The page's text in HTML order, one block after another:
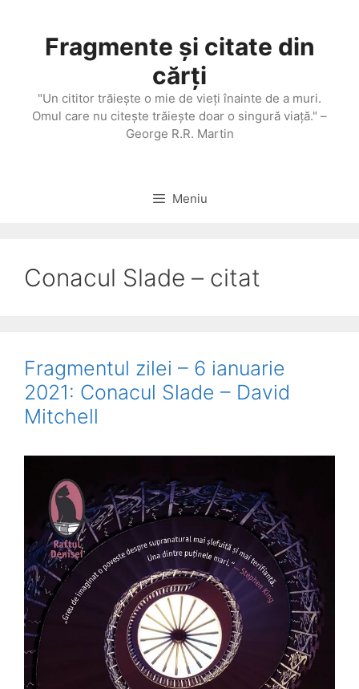
conținutFragmente și citate din
cărți
"Un cititor trăieşte o mie de vieţi înainte de a muri.
Omul care nu citeşte trăieşte doar o singură viaţă." –
George R.R. Martin
Meniu
Conacul Slade – citat
Fragmentul zilei – 6 ianuarie
2021: Conacul Slade – David
Mitchell